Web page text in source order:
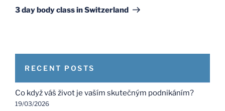
Post
3 day body class in Switzerland
RECENT POSTS
Co když váš život je vaším skutečným podnikáním?
19/03/2026